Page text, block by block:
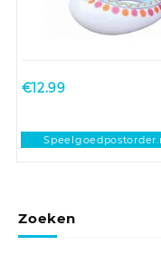
€12.99
Zoeken